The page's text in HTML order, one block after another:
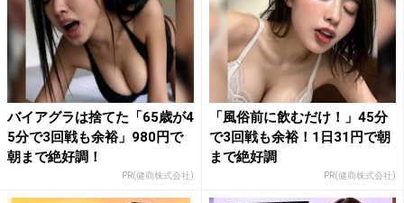
バイアグラは捨てた「65歳が4
5分で3回戦も余裕」980円で
朝まで絶好調！
PR(健商株式会社)
「風俗前に飲むだけ！」45分
で3回戦も余裕！1日31円で朝
まで絶好調
PR(健商株式会社)